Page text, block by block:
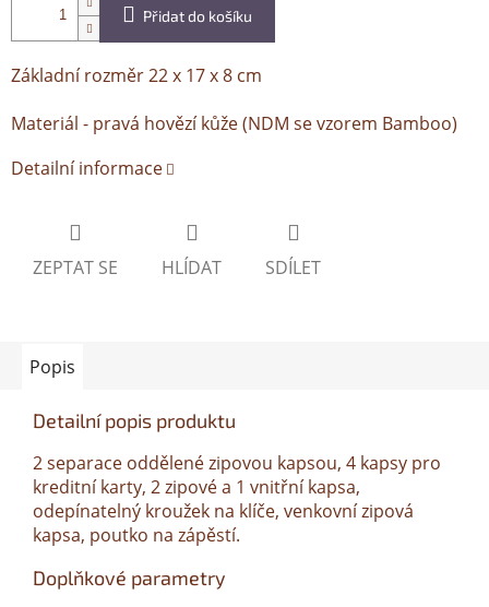
Přidat do košíku
Základní rozměr 22 x 17 x 8 cm
Materiál - pravá hovězí kůže (NDM se vzorem Bamboo)
Detailní informace
ZEPTAT SE HLÍDAT SDÍLET
Popis
Detailní popis produktu
2 separace oddělené zipovou kapsou, 4 kapsy pro
kreditní karty, 2 zipové a 1 vnitřní kapsa,
odepínatelný kroužek na klíče, venkovní zipová
kapsa, poutko na zápěstí.
Doplňkové parametry